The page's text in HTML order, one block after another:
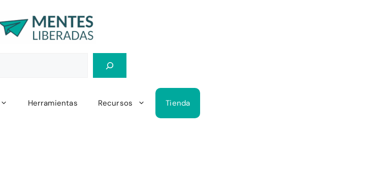
Herramientas Recursos Tienda